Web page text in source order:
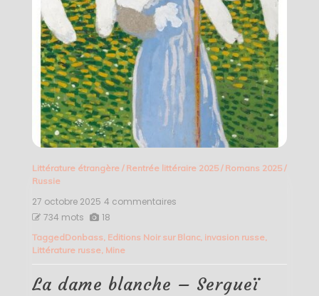
Littérature étrangère/ Rentrée littéraire 2025/ Romans 2025/
Russie
27 octobre 2025 4 commentaires
blanche
Lebedev
734 mots 18
TaggedDonbass Editions Noir sur Blanc, invasion russe,
Littérature russe, Mine
La dame blanche – Sergueï